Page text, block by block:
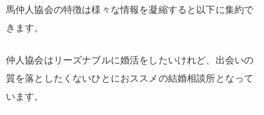
馬仲人協会の特徴は様々な情報を凝縮すると以下に集約で
きます。
仲人協会はリーズナブルに婚活をしたいけれど、出会いの
質を落としたくないひとにおススメの結婚相談所となって
います。